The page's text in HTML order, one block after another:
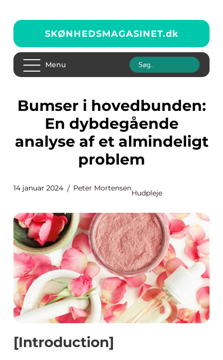
SKØNHEDSMAGASINET.dk
Menu
Bumser i hovedbunden:
En dybdegående
analyse af et almindeligt
problem
14 januar 2024 Peter Mortensen
Hudpleje
[Introduction]